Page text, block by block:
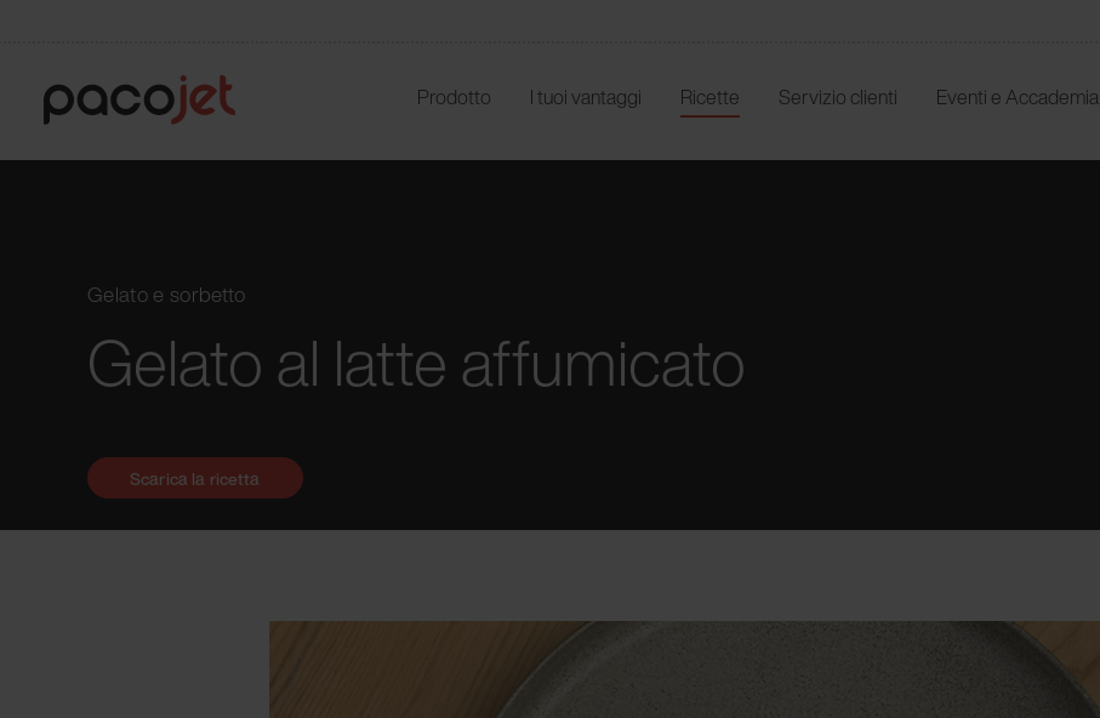
Prodotto I tuoi vantaggi Ricette Servizio clienti Eventi e Accademia
Gelato e sorbetto
Gelato al latte affumicato
Scarica la ricetta